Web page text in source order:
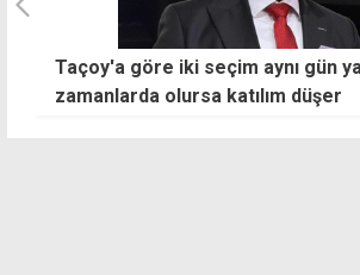
Taçoy'a göre iki seçim aynı gün
zamanlarda olursa katılım düşer